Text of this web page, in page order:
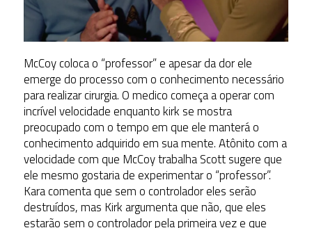
McCoy coloca o “professor” e apesar da dor ele
emerge do processo com o conhecimento necessário
para realizar cirurgia. O medico começa a operar com
incrível velocidade enquanto kirk se mostra
preocupado com o tempo em que ele manterá o
conhecimento adquirido em sua mente. Atônito com a
velocidade com que McCoy trabalha Scott sugere que
ele mesmo gostaria de experimentar o “professor”.
Kara comenta que sem o controlador eles serão
destruídos, mas Kirk argumenta que não, que eles
estarão sem o controlador pela primeira vez e que